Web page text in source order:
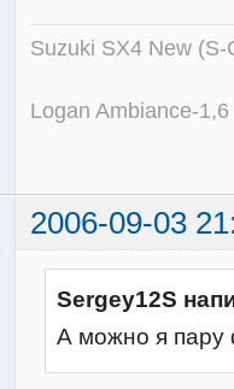
Suzuki SX4 New (S-
Logan Ambiance-
2006-09-03
Sergey12S
А можно я пару